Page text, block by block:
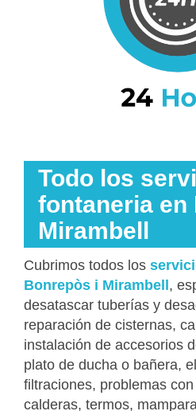
Todo los
fontaneria en
Mirambell
Cubrimos todos los
Bonrepòs i Mirambell,
desatascar tuberías y
reparación de cisternas,
instalación de accesorios
plato de ducha o bañera,
filtraciones, problemas
calderas, termos,